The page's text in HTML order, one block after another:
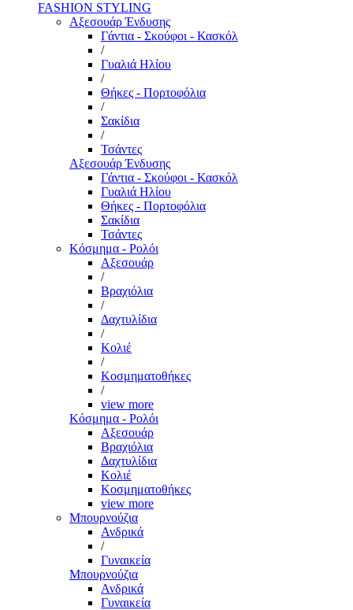
FASHION STYLING
Αξεσουάρ Ένδυσης
Γάντια - Σκούφοι - Κασκόλ
/
Γυαλιά Ηλίου
/
Θήκες - Πορτοφόλια
/
Σακίδια
/
Τσάντες
Αξεσουάρ Ένδυσης
Γάντια - Σκούφοι - Κασκόλ
Γυαλιά Ηλίου
Θήκες - Πορτοφόλια
Σακίδια
Τσάντες
Κόσμημα - Ρολόι
Αξεσουάρ
/
Βραχιόλια
/
Δαχτυλίδια
/
Κολιέ
/
Κοσμηματοθήκες
/
view more
Κόσμημα - Ρολόι
Αξεσουάρ
Βραχιόλια
Δαχτυλίδια
Κολιέ
Κοσμηματοθήκες
view more
Μπουρνούζια
Ανδρικά
/
Γυναικεία
Μπουρνούζια
Ανδρικά
Γυναικεία